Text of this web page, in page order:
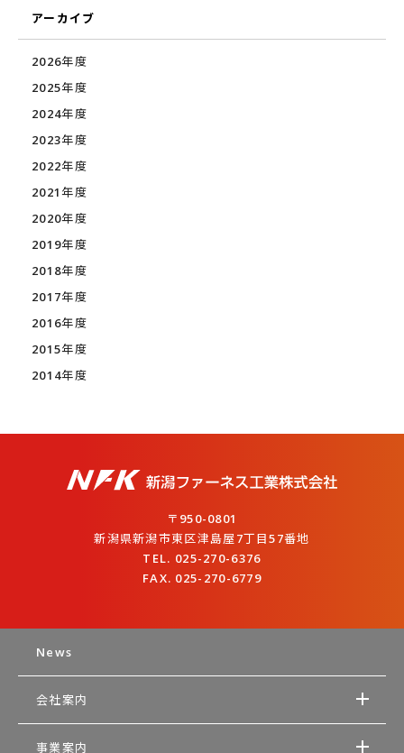
アーカイブ
2026年度
2025年度
2024年度
2023年度
2022年度
2021年度
2020年度
2019年度
2018年度
2017年度
2016年度
2015年度
2014年度
〒950-0801
新潟県新潟市東区津島屋7丁目57番地
TEL. 025-270-6376
FAX. 025-270-6779
News
会社案内
事業案内